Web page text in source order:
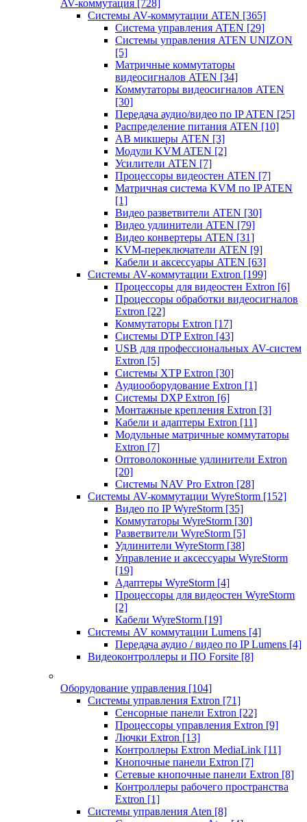
AV-коммутация [728]
Системы AV-коммутации ATEN [365]
Система управления ATEN [29]
Системы управления ATEN UNIZON
[5]
Матричные коммутаторы
видеосигналов ATEN [34]
Коммутаторы видеосигналов ATEN
[30]
Передача аудио/видео по IP ATEN [25]
Распределение питания ATEN [10]
АВ микшеры ATEN [3]
Модули KVM ATEN [2]
Усилители ATEN [7]
Процессоры видеостен ATEN [7]
Матричная система KVM по IP ATEN
[1]
Видео разветвители ATEN [30]
Видео удлинители ATEN [79]
Видео конвертеры ATEN [31]
KVM-переключатели ATEN [9]
Кабели и аксессуары ATEN [63]
Системы AV-коммутации Extron [199]
Процессоры для видеостен Extron [6]
Процессоры обработки видеосигналов
Extron [22]
Коммутаторы Extron [17]
Системы DTP Extron [43]
USB для профессиональных AV-систем
Extron [5]
Системы XTP Extron [30]
Аудиооборудование Extron [1]
Системы DXP Extron [6]
Монтажные крепления Extron [3]
Кабели и адаптеры Extron [11]
Модульные матричные коммутаторы
Extron [7]
Оптоволоконные удлинители Extron
[20]
Системы NAV Pro Extron [28]
Системы AV-коммутации WyreStorm [152]
Видео по IP WyreStorm [35]
Коммутаторы WyreStorm [30]
Разветвители WyreStorm [5]
Удлинители WyreStorm [38]
Управление и аксессуары WyreStorm
[19]
Адаптеры WyreStorm [4]
Процессоры для видеостен WyreStorm
[2]
Кабели WyreStorm [19]
Системы AV коммутации Lumens [4]
Передача аудио / видео по IP Lumens [4]
Видеоконтроллеры и ПО Forsite [8]
Оборудование управления [104]
Системы управления Extron [71]
Сенсорные панели Extron [22]
Процессоры управления Extron [9]
Лючки Extron [13]
Контроллеры Extron MediaLink [11]
Кнопочные панели Extron [7]
Сетевые кнопочные панели Extron [8]
Контроллеры рабочего пространства
Extron [1]
Системы управления Aten [8]